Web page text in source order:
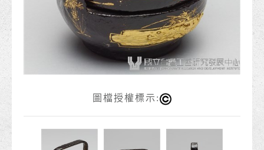
圖檔授權標示: